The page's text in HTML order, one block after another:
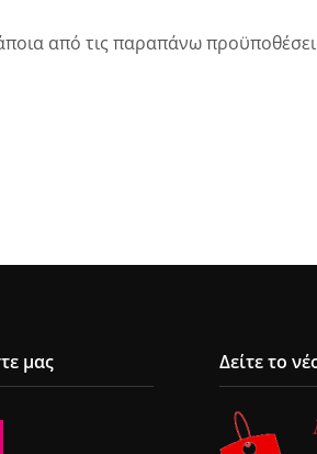
από τις παραπάνω
μας Δείτε το